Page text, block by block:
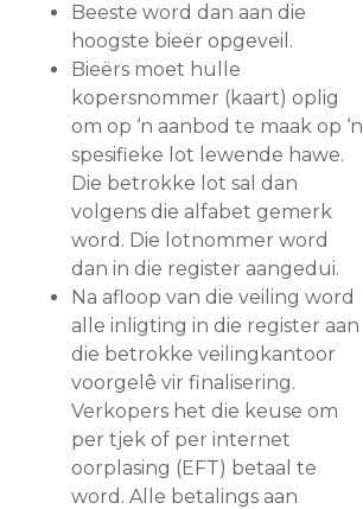
Beeste word dan aan die
hoogste bieër opgeveil.
Bieërs moet hulle
kopersnommer (kaart) oplig
om op ‘n aanbod te maak op ‘n
spesifieke lot lewende hawe.
Die betrokke lot sal dan
volgens die alfabet gemerk
word. Die lotnommer word
dan in die register aangedui.
Na afloop van die veiling word
alle inligting in die register aan
die betrokke veilingkantoor
voorgelê vir finalisering.
Verkopers het die keuse om
per tjek of per internet
oorplasing (EFT) betaal te
word. Alle betalings aan